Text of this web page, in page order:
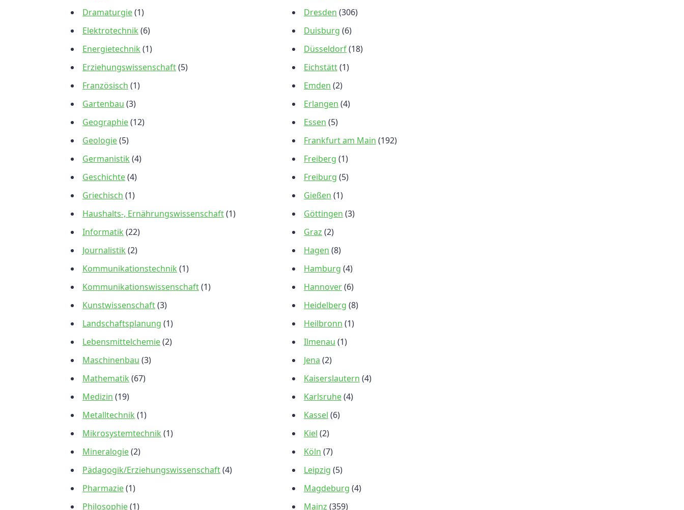
Dramaturgie(1)
Elektrotechnik (6)
Energietechnik (1)
Erziehungswissenschaft(5)
Französisch (1)
Gartenbau (3)
Geographie(12)
Geologie(5)
Germanistik (4)
Geschichte(4)
Griechisch (1)
Haushalts-, Ernährungswissenschaft(1)
Informatik (22)
Journalistik (2)
Kommunikationstechnik (1)
Kommunikationswissenschaft(1)
Kunstwissenschaft(3)
Landschaftsplanung (1)
Lebensmittelchemie(2)
Maschinenbau (3)
Mathematik (67)
Medizin (19)
Metalltechnik (1)
Mikrosystemtechnik (1)
Mineralogie(2)
Pädagogik/Erziehungswissenschaft(4)
Pharmazie(1)
Philosophie(1)
Dresden (306)
Duisburg (6)
Düsseldorf(18)
Eichstätt(1)
Emden (2)
Erlangen (4)
Essen (5)
Frankfurt am Main (192)
Freiberg (1)
Freiburg (5)
Gießen (1)
Göttingen (3)
Graz (2)
Hagen (8)
Hamburg (4)
Hannover(6)
Heidelberg (8)
Heilbronn (1)
Ilmenau (1)
Jena (2)
Kaiserslautern (4)
Karlsruhe(4)
Kassel (6)
Kiel (2)
Köln (7)
Leipzig (5)
Magdeburg (4)
Mainz (359)